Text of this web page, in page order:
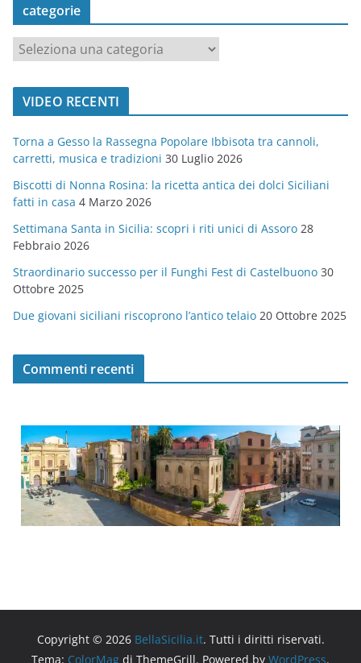
categorie
a
t
o
r
i
e
VIDEO RECENTI
Torna a Gesso la Rassegna Popolare Ibbisota tra cannoli,
carretti, musica e tradizioni 30 Luglio 2026
Biscotti di Nonna Rosina: la ricetta antica dei dolci Siciliani
fatti in casa 4 Marzo 2026
Settimana Santa in Sicilia: scopri i riti unici di Assoro 28
Febbraio 2026
Straordinario successo per il Funghi Fest di Castelbuono 30
Ottobre 2025
Due giovani siciliani riscoprono l’antico telaio 20 Ottobre 2025
Commenti recenti
Copyright © 2026 BellaSicilia.it. Tutti i diritti riservati.
Tema: ColorMag di ThemeGrill. Powered by WordPress.